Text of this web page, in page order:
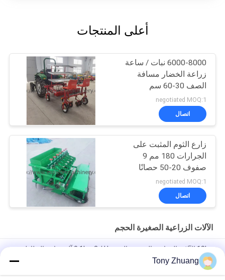
أعلى المنتجات
6000-8000 نبات / ساعة
زراعة الخضار مسافة
الصف 30-60 سم
negotiated MOQ:1
اتصال
زارع الثوم المثبت على
الجرارات 180 مم 9
صفوف 20-50 حصانًا
متطابقًا
negotiated MOQ:1
اتصال
الآلات الزراعية الصغيرة الحجم
18hp الآلات الزراعية الصغيرة الحجم 0.1hm2 / H آلة زراعة البطاطس
Harrow
Tony Zhuang